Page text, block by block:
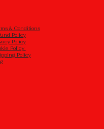
& Conditions
Policy
Policy
Policy
Policy